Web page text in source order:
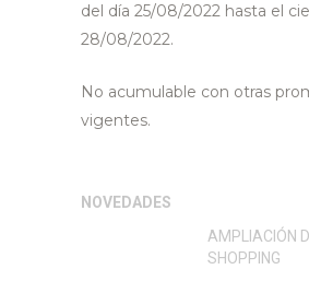
del día 25/08/2022 hasta el
28/08/2022.
No acumulable con otras
vigentes.
NOVEDADES
AMPLIACIÓN
SHOPPING